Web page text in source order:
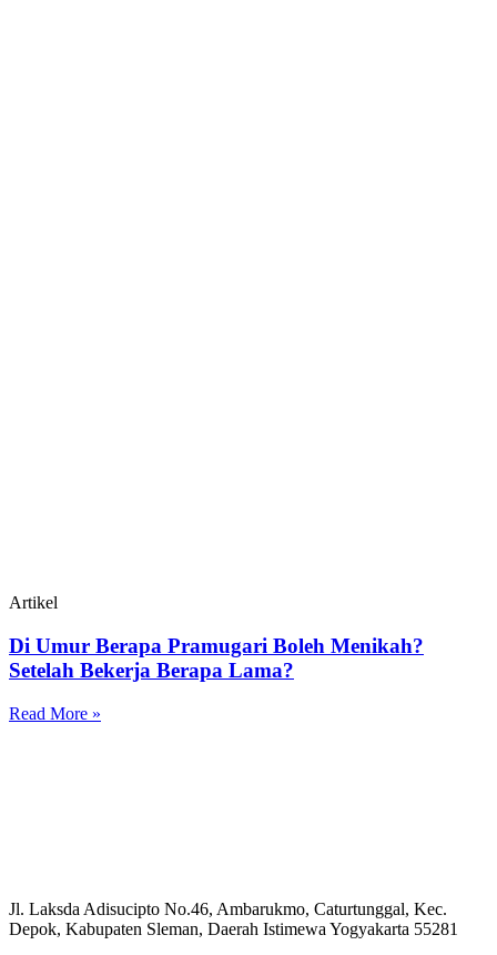
Artikel
Di Umur Berapa Pramugari Boleh Menikah?
Setelah Bekerja Berapa Lama?
Read More »
Jl. Laksda Adisucipto No.46, Ambarukmo, Caturtunggal, Kec.
Depok, Kabupaten Sleman, Daerah Istimewa Yogyakarta 55281